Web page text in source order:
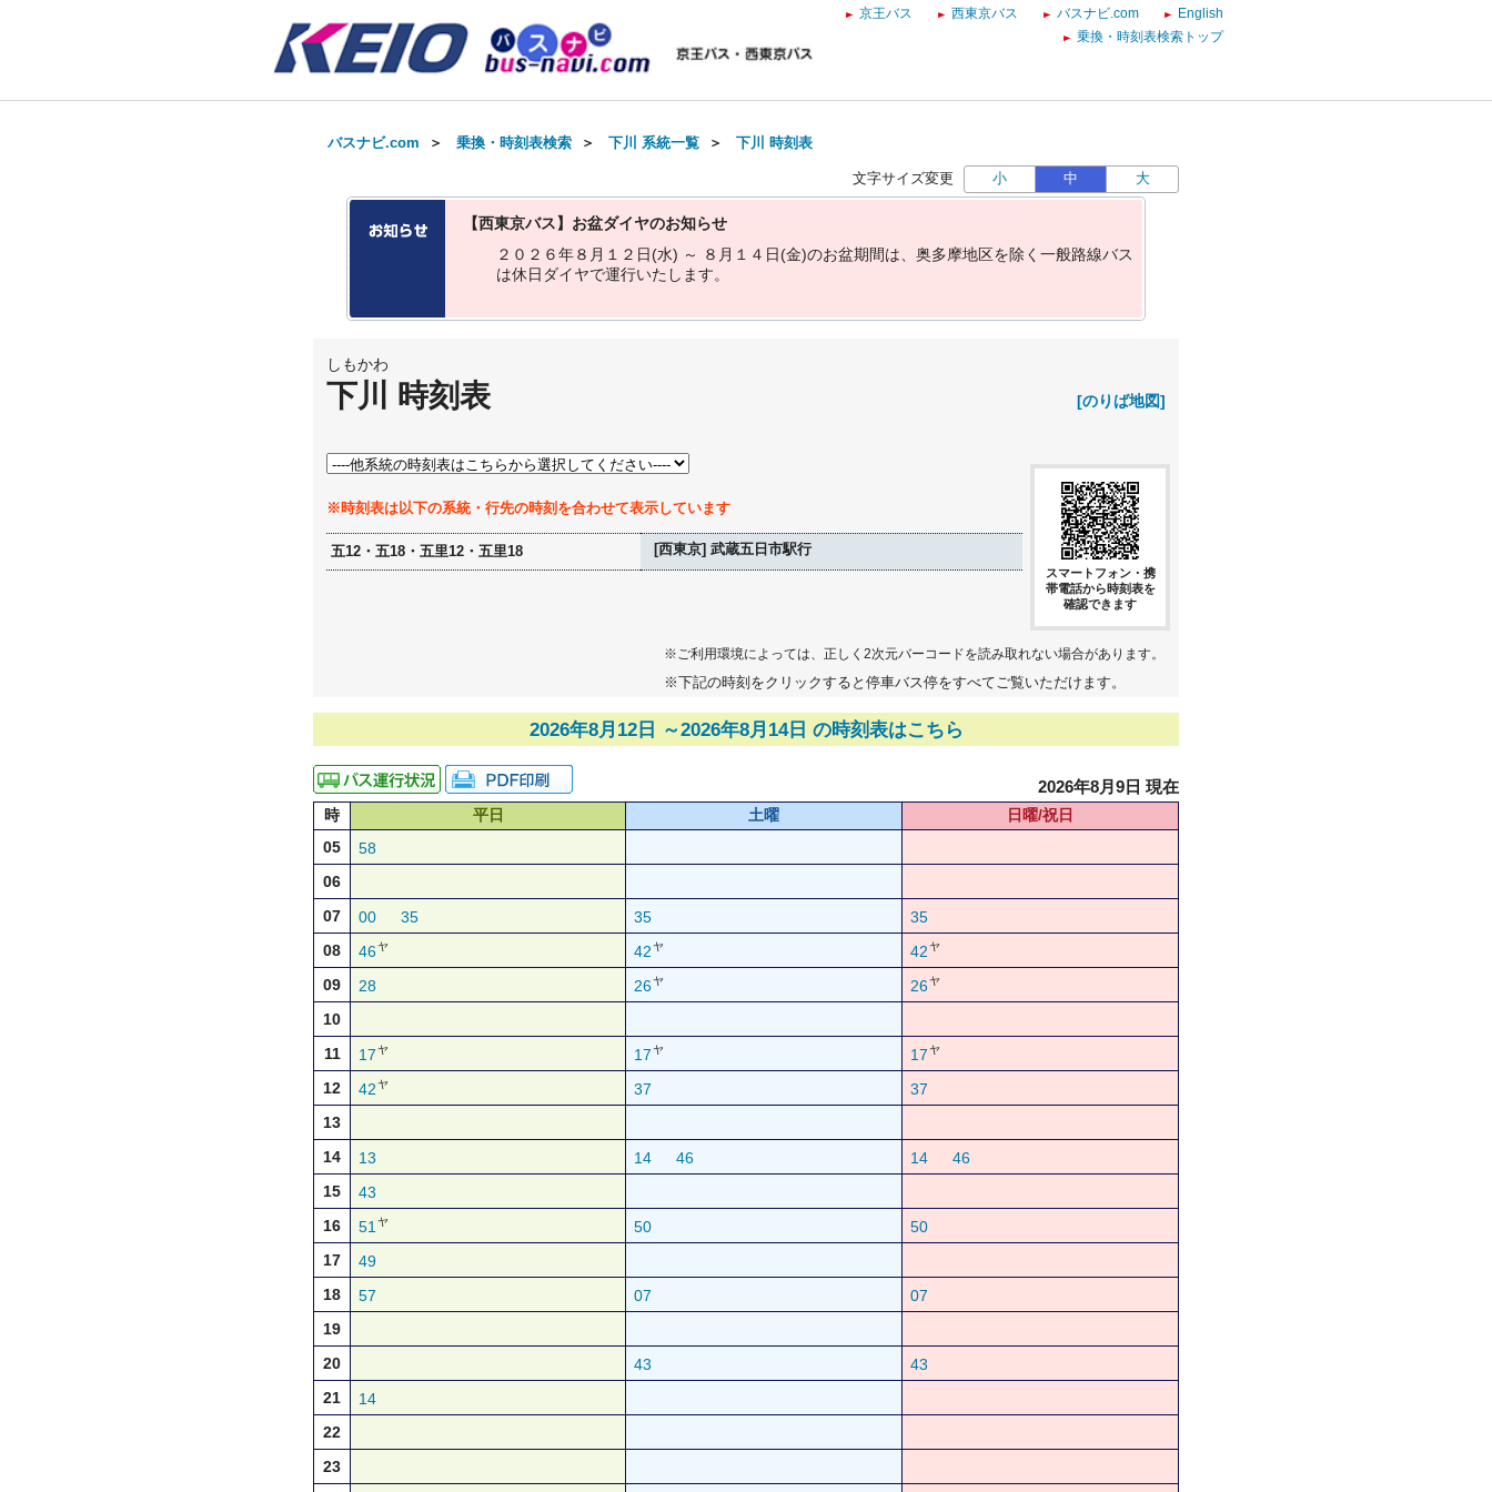
京王バス 西東京バス バスナビ.com
English
乗換・時刻表検索トップ
バスナビ.com ＞ 乗換・時刻表検索 ＞ 下川 系統一覧 ＞ 下川 時刻表
文字サイズ変更 小 中 大
【西東京バス】お盆ダイヤのお知らせ
２ ０ ２ ６年８ 月 １ ２ 日(水) ～ ８ 月 １ ４ 日(金)のお盆期間は 奥多摩地区を除 く 一般路線バス
は休日 ダイヤで運行いた し ます。
しもかわ
下川 時刻表 [のりば地図]
※時刻表は以下の系統・行先の時刻を合わせて表示しています
五12・五18・五里12・五里18 [西東京] 武蔵五日市駅行
スマートフォン・携
帯電話から時刻表を
確認できます
※ご利用環境によっては、正しく2次元バーコードを読み取れない場合があります。
※下記の時刻をクリックすると停車バス停をすべてご覧いただけます。
2026年8月12日 ～2026年8月14日 の時刻表はこちら
2026年8月9日 現在
時 平日 土曜
日曜/祝日
05
58
06
07
00 35 35
35
08
46ヤ 42ヤ 42ヤ
09 28 26ヤ 26ヤ
10
11
17ヤ 17ヤ 17ヤ
12 42ヤ 37
37
13
14
13 14 46 14
46
15
43
16
51 ヤ 50
50
17
49
18
57 07
07
19
20
43
43
21
14
22
23